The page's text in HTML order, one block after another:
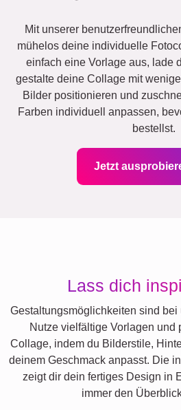
Mit unserer
mühelos deine individuelle
einfach eine Vorlage aus, lade
gestalte deine Collage mit
Bilder positionieren und
Farben individuell anpassen,
bestellst.
Jetzt
Lass dich
Gestaltungsmöglichkeiten sind
Nutze vielfältige Vorlagen und
Collage, indem du Bilderstile,
deinem Geschmack anpasst. Die
zeigt dir dein fertiges Design in
immer den